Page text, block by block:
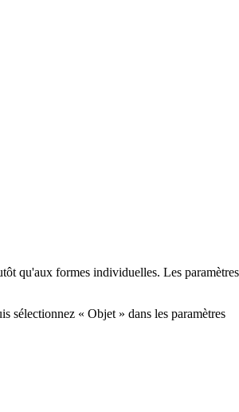
qu'aux formes individuelles. Les paramètres
sélectionnez « Objet » dans les paramètres